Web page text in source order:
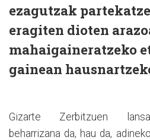
ezagutzak
eragiten dioten
mahaigaineratzeko
gainean
Gizarte Zerbitzuen
beharrizana da, hau da,